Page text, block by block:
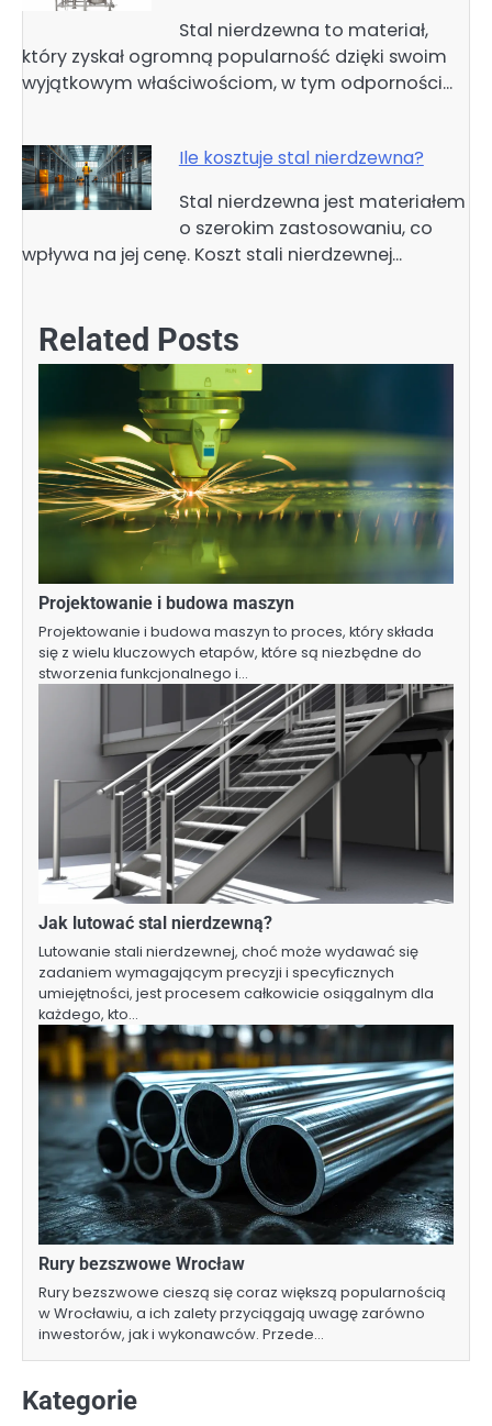
Stal nierdzewna to materiał,
który zyskał ogromną popularność dzięki swoim
wyjątkowym właściwościom, w tym odporności…
Ile kosztuje stal nierdzewna?
Stal nierdzewna jest materiałem
o szerokim zastosowaniu, co
wpływa na jej cenę. Koszt stali nierdzewnej…
Related Posts
Projektowanie i budowa maszyn
Projektowanie i budowa maszyn to proces, który składa
się z wielu kluczowych etapów, które są niezbędne do
stworzenia funkcjonalnego i…
Jak lutować stal nierdzewną?
Lutowanie stali nierdzewnej, choć może wydawać się
zadaniem wymagającym precyzji i specyficznych
umiejętności, jest procesem całkowicie osiągalnym dla
każdego, kto…
Rury bezszwowe Wrocław
Rury bezszwowe cieszą się coraz większą popularnością
w Wrocławiu, a ich zalety przyciągają uwagę zarówno
inwestorów, jak i wykonawców. Przede…
Kategorie